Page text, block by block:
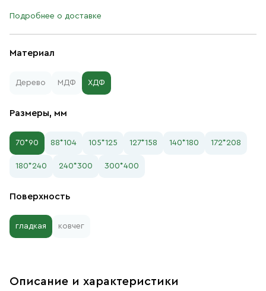
Материал
Дерево МДФ ХДФ
Размеры, мм
70*90 88*104 105*125 127*158 140*180 172*208
180*240 240*300 300*400
Поверхность
гладкая ковчег
Подробнее о доставке
Описание и характеристики